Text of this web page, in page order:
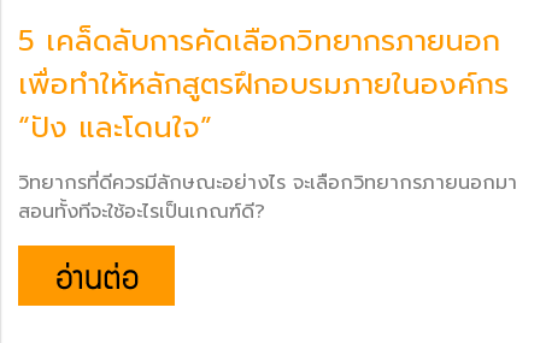
5 เคล็ดลับการคัดเลือกวิทยากรภายนอก
เพื่อทำให้หลักสูตรฝึกอบรมภายในองค์กร
“ปัง และโดนใจ”
วิทยากรที่ดีควรมีลักษณะอย่างไร จะเลือกวิทยากรภายนอกมา
สอนทั้งทีจะใช้อะไรเป็นเกณฑ์ดี?